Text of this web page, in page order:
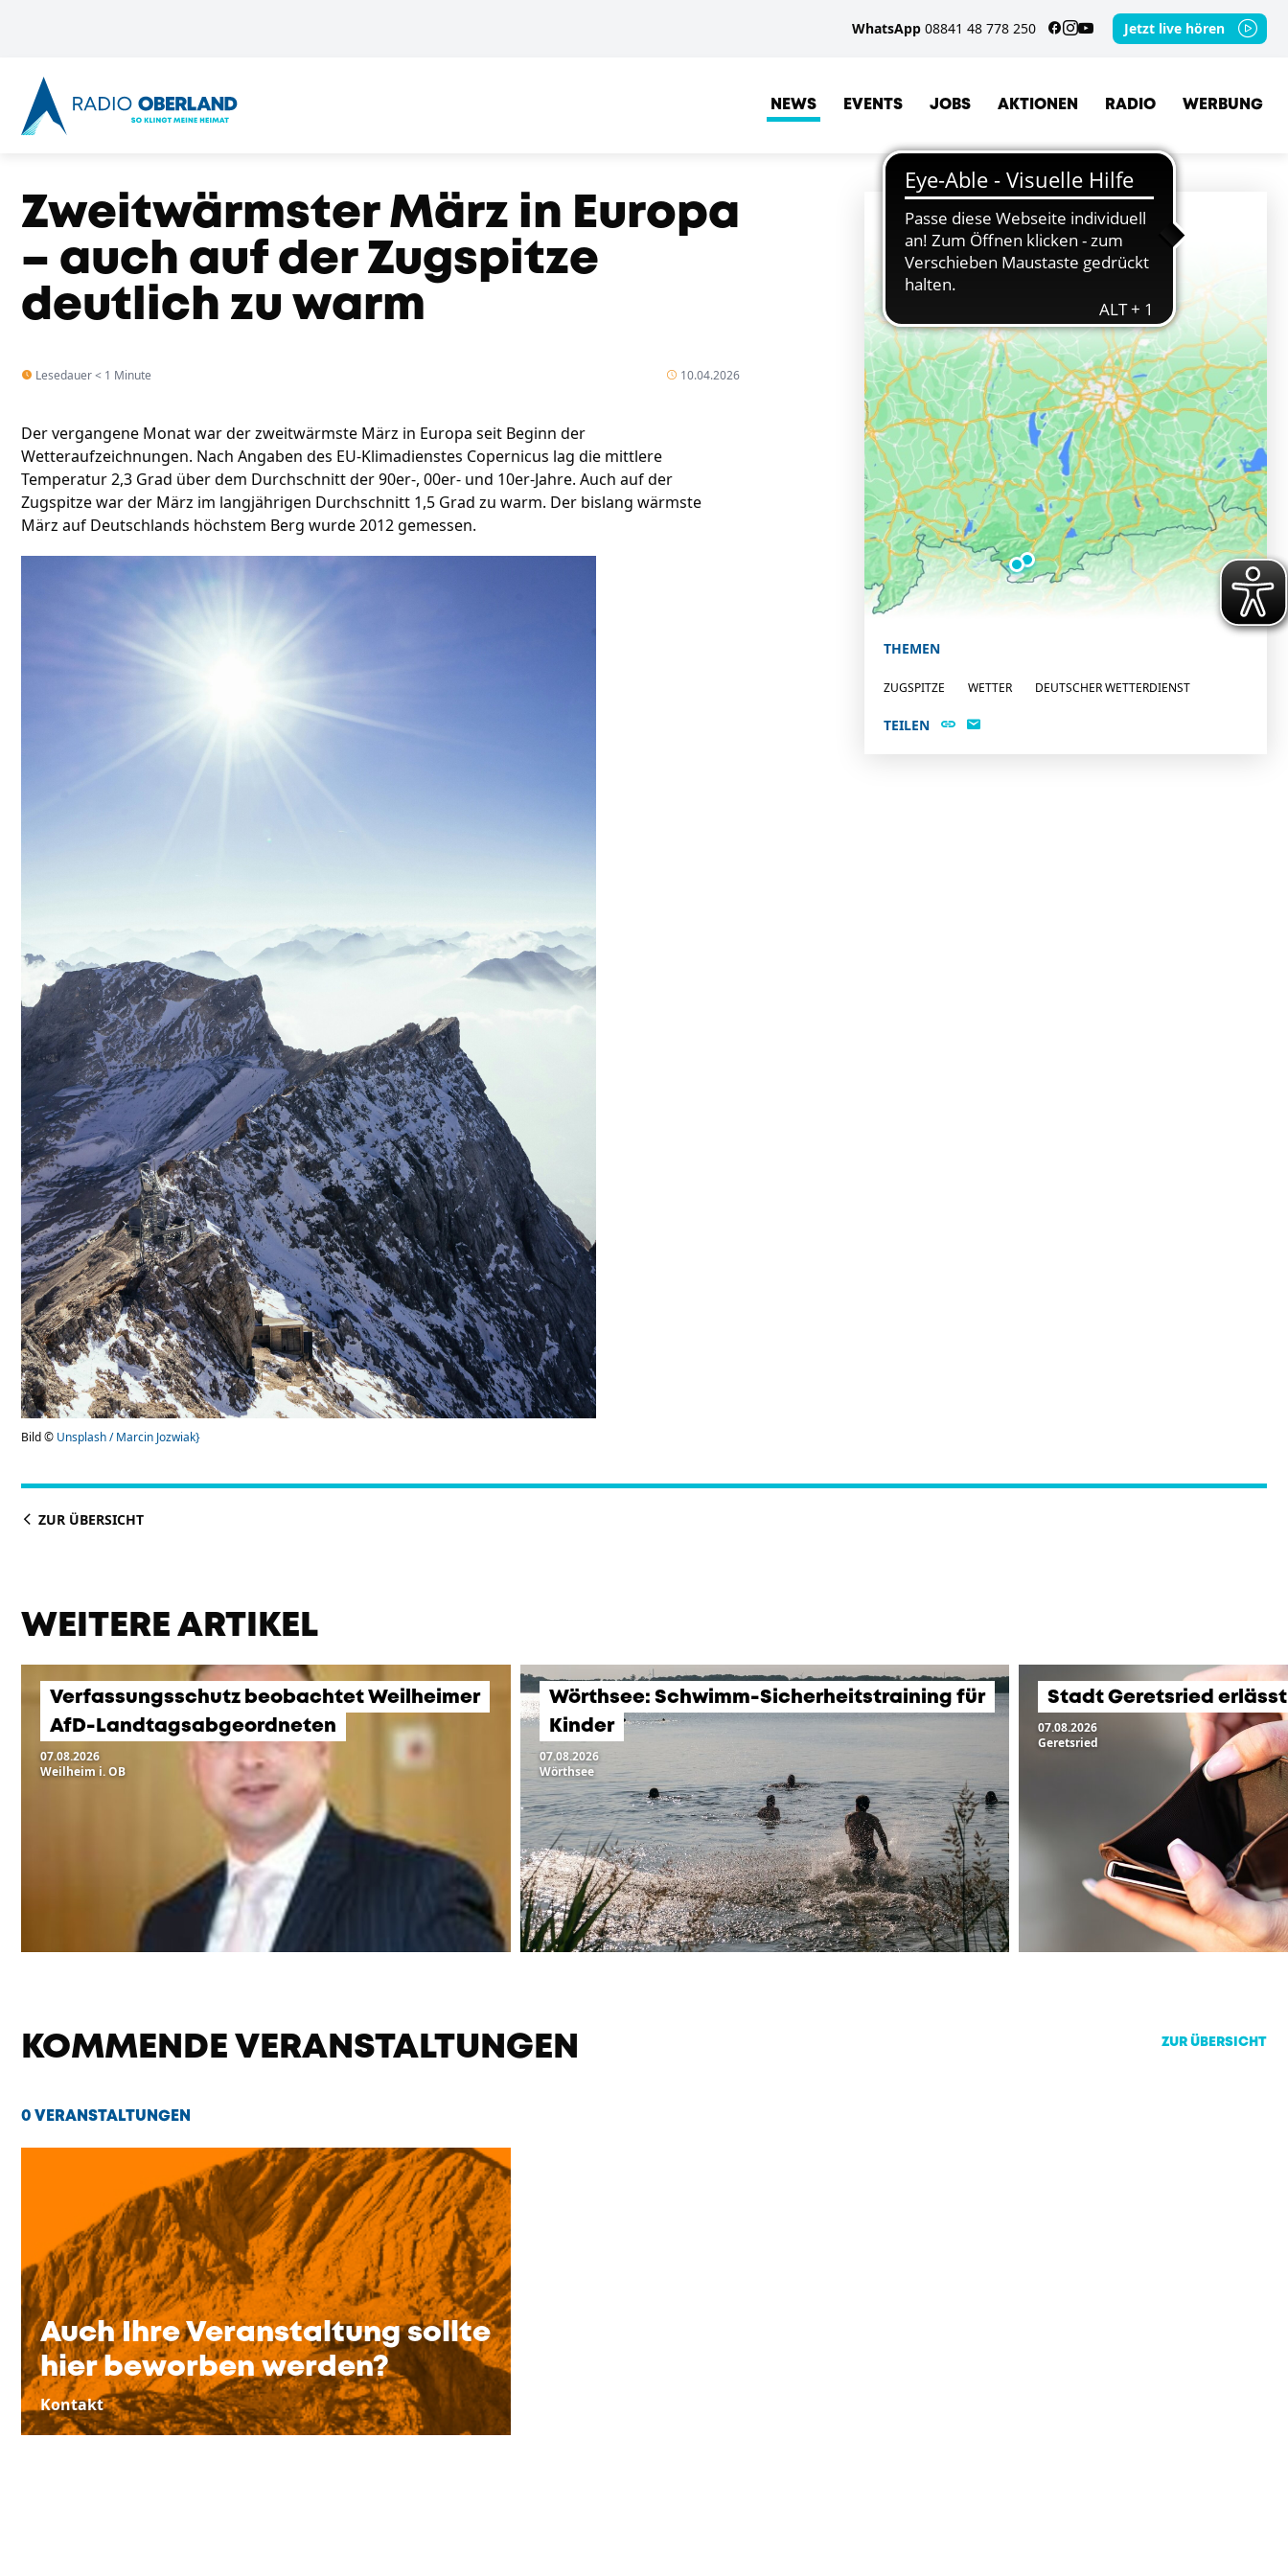
WhatsApp 08841 48 778 250 Jetzt live hören
NEWS EVENTS JOBS AKTIONEN RADIO WERBUNG
Zweitwärmster März in Europa
– auch auf der Zugspitze
deutlich zu warm
Lesedauer < 1 Minute 10.04.2026
Der vergangene Monat war der zweitwärmste März in Europa seit Beginn der
Wetteraufzeichnungen. Nach Angaben des EU-Klimadienstes Copernicus lag die mittlere
Temperatur 2,3 Grad über dem Durchschnitt der 90er-, 00er- und 10er-Jahre. Auch auf der
Zugspitze war der März im langjährigen Durchschnitt 1,5 Grad zu warm. Der bislang wärmste
März auf Deutschlands höchstem Berg wurde 2012 gemessen.
Bild © Unsplash / Marcin Jozwiak}
ORTE
GRAINAU GARMISCH-PARTENKIRCHEN
THEMEN
ZUGSPITZE WETTER DEUTSCHER WETTERDIENST
TEILEN
ZUR ÜBERSICHT
WEITERE ARTIKEL
Verfassungsschutz beobachtet Weilheimer
AfD-Landtagsabgeordneten
07.08.2026
Weilheim i. OB
Wörthsee: Schwimm-Sicherheitstraining für
Kinder
07.08.2026
Wörthsee
Stadt Geretsried
07.08.2026
Geretsried
KOMMENDE VERANSTALTUNGEN ZUR ÜBERSICHT
0 VERANSTALTUNGEN
Auch Ihre Veranstaltung sollte
hier beworben werden?
Kontakt